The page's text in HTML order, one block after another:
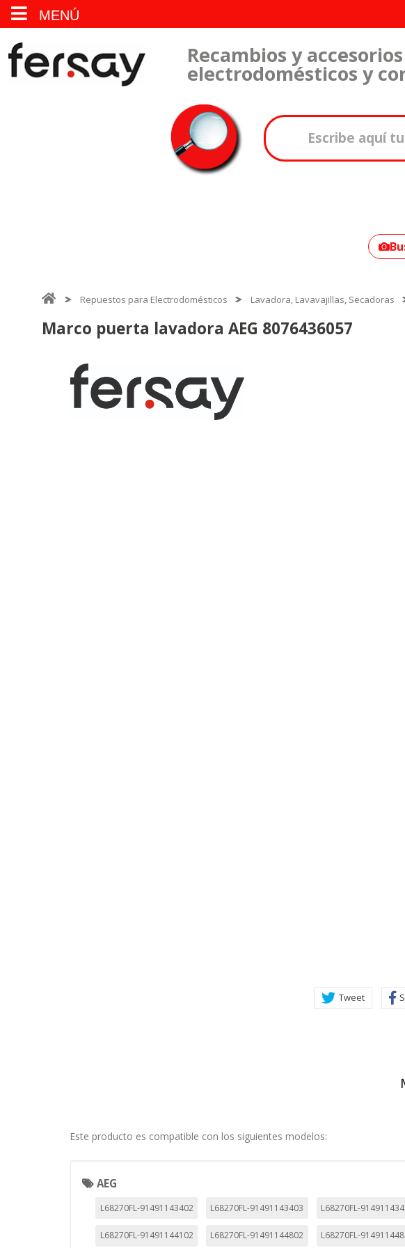
MENÚ
Recambios y
electrodomésticos y
Repuestos para Electrodomésticos Lavadora, Lavavajillas, Secadoras
Marco puerta lavadora AEG 8076436057
Tweet
Este producto es compatible con los siguientes modelos:
AEG
L68270FL-91491143402 L68270FL-91491143403 L68270FL-
L68270FL-91491144102 L68270FL-91491144802 L68270FL-